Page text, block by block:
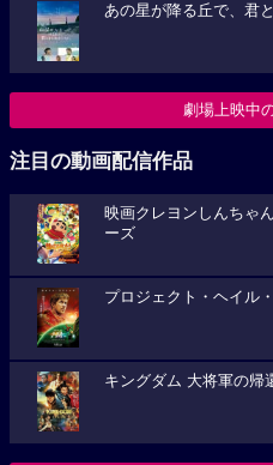
あの星が降る丘で、君
劇場上映中
注目の動画配信作品
映画クレヨンしんちゃ
ーズ
プロジェクト・ヘイル
キングダム 大将軍の帰